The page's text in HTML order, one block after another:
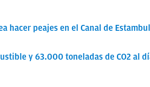
hacer peajes en el Canal de
y 63.000 toneladas de CO2 al